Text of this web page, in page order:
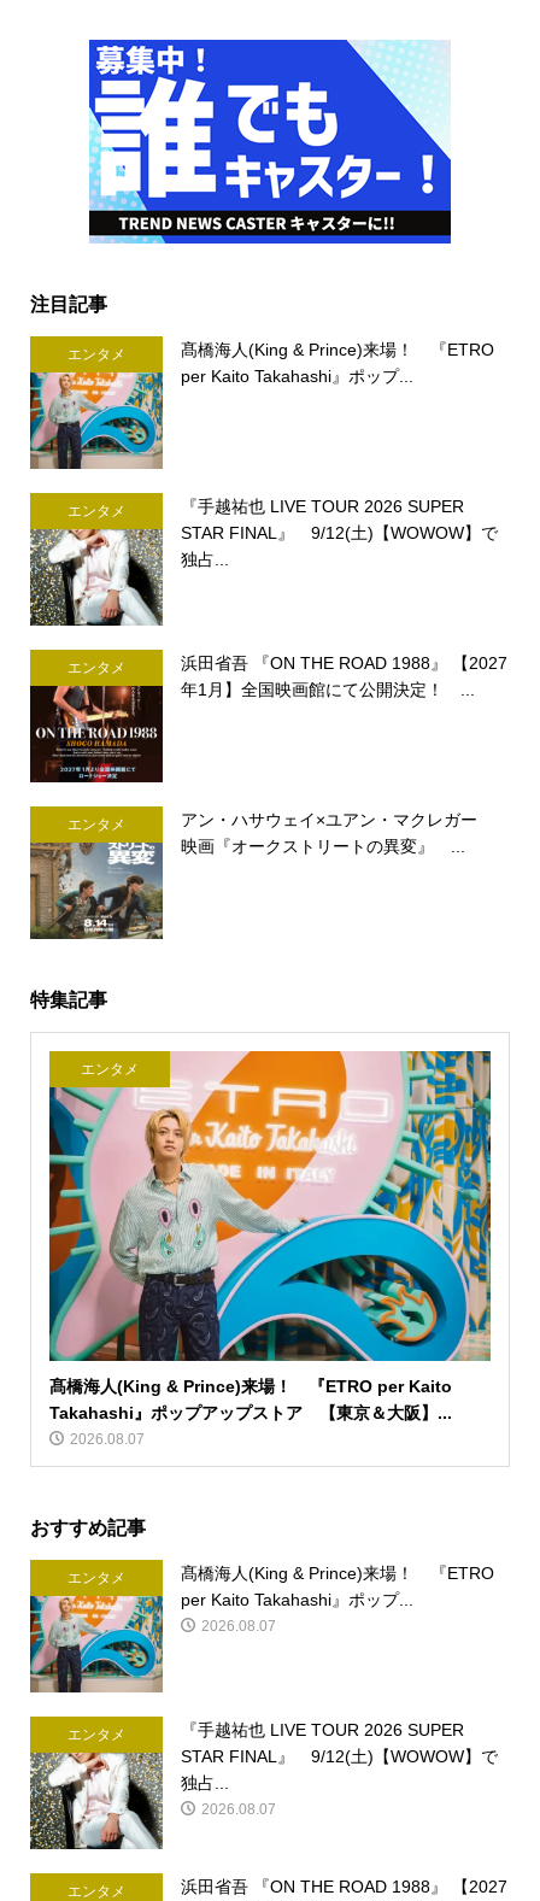
注目記事
エンタメ
髙橋海人(King & Prince)来場！ 『ETRO
per Kaito Takahashi』ポップ...
エンタメ
『手越祐也 LIVE TOUR 2026 SUPER
STAR FINAL』 9/12(土)【WOWOW】で
独占...
エンタメ
浜田省吾 『ON THE ROAD 1988』 【2027
年1月】全国映画館にて公開決定！ ...
エンタメ
アン・ハサウェイ×ユアン・マクレガー
映画『オークストリートの異変』 ...
特集記事
エンタメ
髙橋海人(King & Prince)来場！ 『ETRO per Kaito
Takahashi』ポップアップストア 【東京＆大阪】...
2026.08.07
おすすめ記事
エンタメ
髙橋海人(King & Prince)来場！ 『ETRO
per Kaito Takahashi』ポップ...
2026.08.07
エンタメ
『手越祐也 LIVE TOUR 2026 SUPER
STAR FINAL』 9/12(土)【WOWOW】で
独占...
2026.08.07
エンタメ
浜田省吾 『ON THE ROAD 1988』 【2027